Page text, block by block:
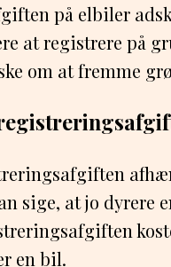
på elbiler
at registrere på
om at fremme
sige, at jo dyrere
en bil.